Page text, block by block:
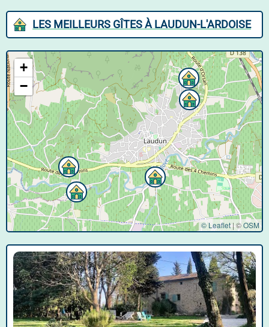
LES MEILLEURS GÎTES À LAUDUN-L'ARDOISE
+
−
© Leaflet |©OSM